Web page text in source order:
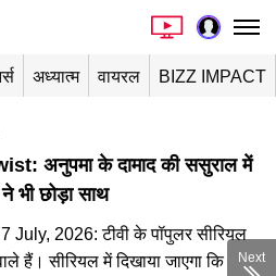
अध्यात्म वायरल BIZZ IMPACT
अनुपमा के दामाद की ससुराल में
भी छोड़ा साथ
2026: टीवी के पॉपुलर सीरियल
हैं। सीरियल में दिखाया जाएगा कि
Next